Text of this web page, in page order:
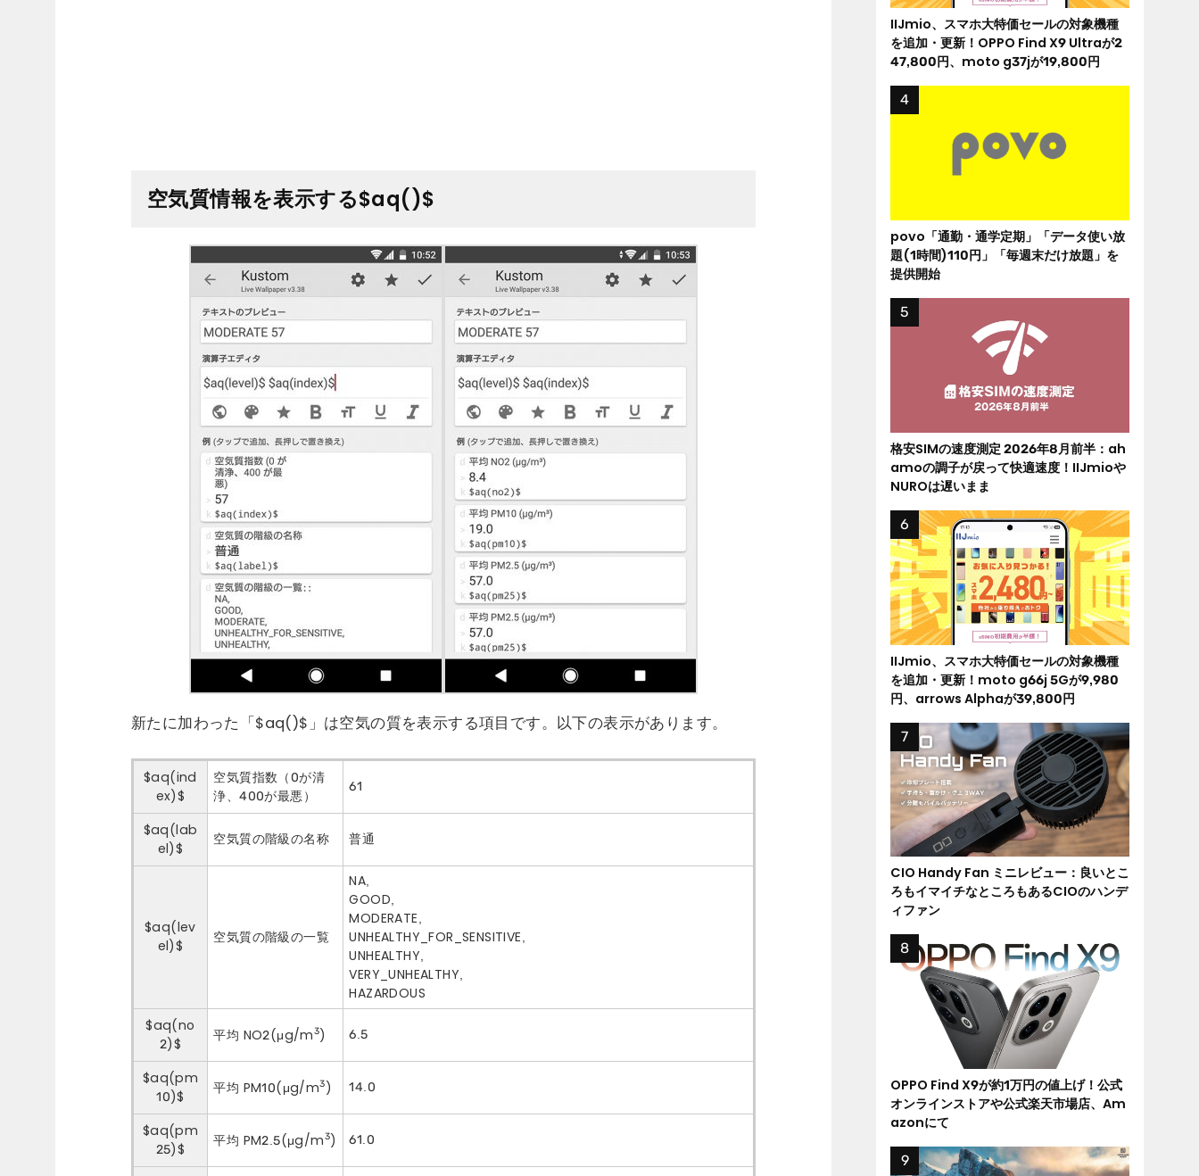
空気質情報を表示する$aq()$
新たに加わった「$aq()$」は空気の質を表示する項目です。以下の表示があります。
$aq(ind
ex)$
空気質指数（0が清
浄、400が最悪）
61
$aq(lab
el)$
空気質の階級の名称 普通
$aq(lev
el)$
空気質の階級の一覧
NA,
GOOD,
MODERATE,
UNHEALTHY_FOR_SENSITIVE,
UNHEALTHY,
VERY_UNHEALTHY,
HAZARDOUS
$aq(no
2)$
平均 NO2(μg/m3) 6.5
$aq(pm
10)$
平均 PM10(μg/m3) 14.0
$aq(pm
25)$
平均 PM2.5(μg/m3) 61.0
IIJmio、スマホ大特価セールの対象機種
を追加・更新！OPPO Find X9 Ultraが2
47,800円、moto g37jが19,800円
povo「通勤・通学定期」「データ使い放
題(1時間)110円」「毎週末だけ放題」を
提供開始
格安SIMの速度測定 2026年8月前半：ah
amoの調子が戻って快適速度！IIJmioや
NUROは遅いまま
IIJmio、スマホ大特価セールの対象機種
を追加・更新！moto g66j 5Gが9,980
円、arrows Alphaが39,800円
CIO Handy Fan ミニレビュー：良いとこ
ろもイマイチなところもあるCIOのハンデ
ィファン
OPPO Find X9が約1万円の値上げ！公式
オンラインストアや公式楽天市場店、Am
azonにて